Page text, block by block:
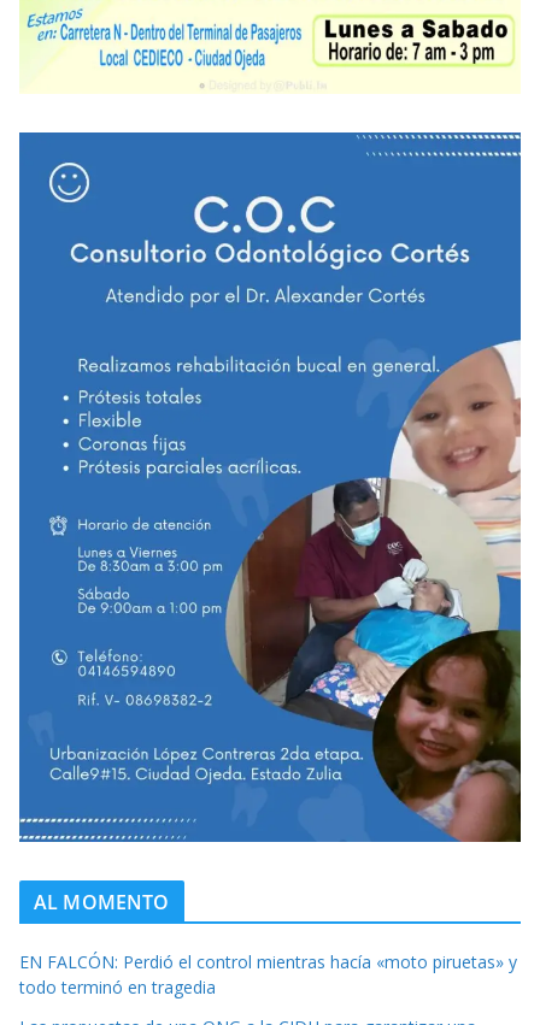
AL MOMENTO
EN FALCÓN: Perdió el control mientras hacía «moto piruetas» y
todo terminó en tragedia